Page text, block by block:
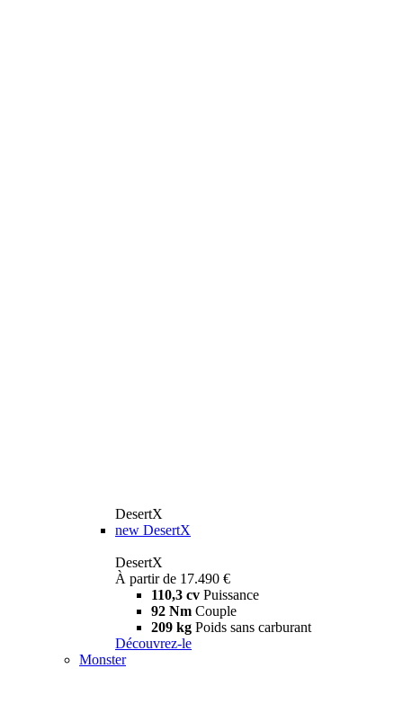
DesertX
new DesertX
DesertX
À partir de 17.490 €
110,3 cv Puissance
92 Nm Couple
209 kg Poids sans carburant
Découvrez-le
Monster